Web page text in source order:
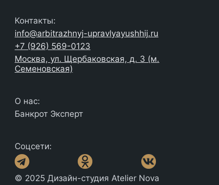
Контакты:
info@arbitrazhnyj-upravlyayushhij.ru
+7 (926) 569-0123
Москва, ул. Щербаковская, д. 3 (м.
Семеновская)
О нас:
Банкрот Эксперт
Соцсети:
© 2025 Дизайн-студия Atelier Nova